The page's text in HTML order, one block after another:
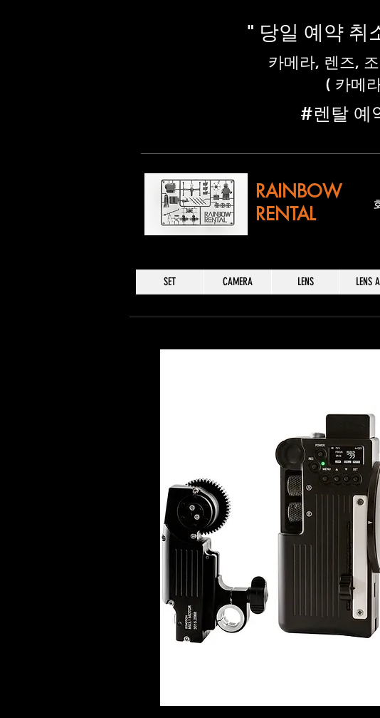
" 당일 예약 취
카메라, 렌즈,
( 카메
​#렌탈 예
RAINBOW
RENTAL
SET CAMERA LENS LENS